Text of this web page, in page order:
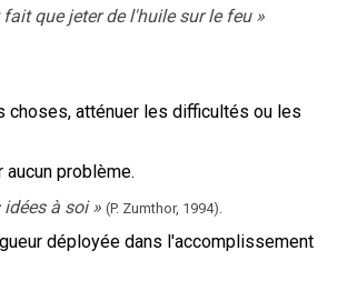
que jeter de l'huile sur le feu »
choses, atténuer les difficultés ou les
problème.
à soi » (P. Zumthor, 1994).
déployée dans l'accomplissement